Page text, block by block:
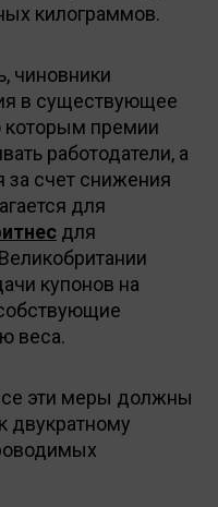
килограммов.
чиновники
в существующее
которым премии
работодатели, а
за счет снижения
для
для
купонов на
веса.
эти меры должны
двукратному